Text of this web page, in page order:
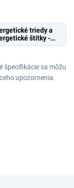
triedy a
štítky -
špecifikácie sa môžu
upozornenia.